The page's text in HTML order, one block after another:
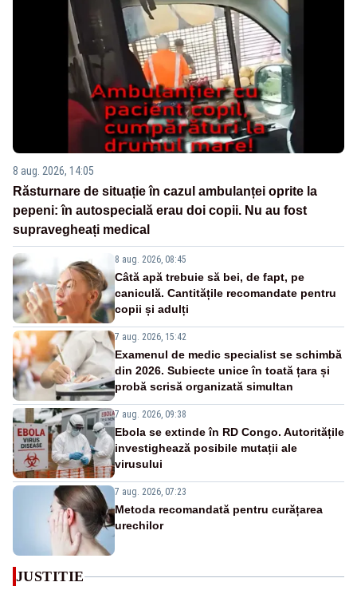
8 aug. 2026, 14:05
Răsturnare de situație în cazul ambulanței oprite la
pepeni: în autospecială erau doi copii. Nu au fost
supravegheați medical
8 aug. 2026, 08:45
Câtă apă trebuie să bei, de fapt, pe
caniculă. Cantitățile recomandate pentru
copii și adulți
7 aug. 2026, 15:42
Examenul de medic specialist se schimbă
din 2026. Subiecte unice în toată țara și
probă scrisă organizată simultan
7 aug. 2026, 09:38
Ebola se extinde în RD Congo. Autoritățile
investighează posibile mutații ale
virusului
7 aug. 2026, 07:23
Metoda recomandată pentru curățarea
urechilor
JUSTITIE